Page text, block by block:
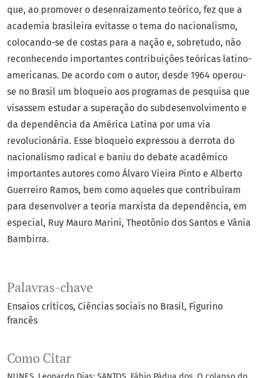
Palavras-chave
Ensaios críticos Ciências sociais no Brasil Figurino
francês
Como Citar
que, ao promover o desenraizamento teórico, fez que a
academia brasileira evitasse o tema do nacionalismo,
colocando-se de costas para a nação e, sobretudo, não
reconhecendo importantes contribuições teóricas latino-
americanas. De acordo com o autor, desde 1964 operou-
se no Brasil um bloqueio aos programas de pesquisa que
visassem estudar a superação do subdesenvolvimento e
da dependência da América Latina por uma via
revolucionária. Esse bloqueio expressou a derrota do
nacionalismo radical e baniu do debate acadêmico
importantes autores como Álvaro Vieira Pinto e Alberto
Guerreiro Ramos, bem como aqueles que contribuíram
para desenvolver a teoria marxista da dependência, em
especial, Ruy Mauro Marini, Theotônio dos Santos e Vânia
Bambirra.